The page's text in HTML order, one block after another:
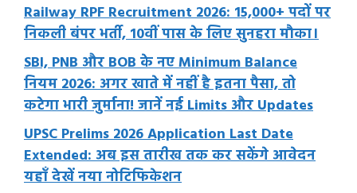
Railway RPF Recruitment 2026: 15,000+ पदों पर
निकली बंपर भर्ती, 10वीं पास के लिए सुनहरा मौका।
SBI, PNB और BOB के नए Minimum Balance
नियम 2026: अगर खाते में नहीं है इतना पैसा, तो
कटेगा भारी जुर्माना! जानें नई Limits और Updates
UPSC Prelims 2026 Application Last Date
Extended: अब इस तारीख तक कर सकेंगे आवेदन
यहाँ देखें नया नोटिफिकेशन